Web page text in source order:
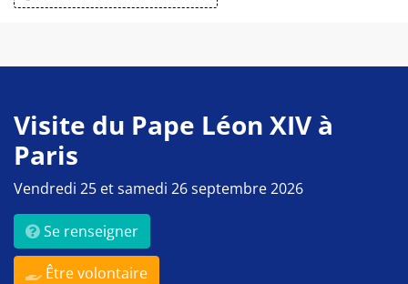
Visite du Pape Léon XIV à
Paris
Vendredi 25 et samedi 26 septembre 2026
Se renseigner
Être volontaire